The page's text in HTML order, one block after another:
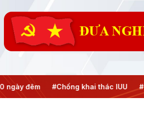
đêm #Chống khai thác IUU